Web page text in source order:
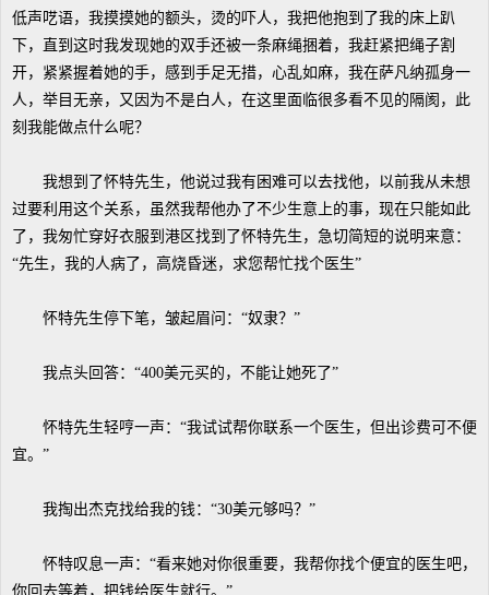
低声呓语，我摸摸她的额头，烫的吓人，我把他抱到了我的床上趴
下，直到这时我发现她的双手还被一条麻绳捆着，我赶紧把绳子割
开，紧紧握着她的手，感到手足无措，心乱如麻，我在萨凡纳孤身一
人，举目无亲，又因为不是白人，在这里面临很多看不见的隔阂，此
刻我能做点什么呢？
我想到了怀特先生，他说过我有困难可以去找他，以前我从未想
过要利用这个关系，虽然我帮他办了不少生意上的事，现在只能如此
了，我匆忙穿好衣服到港区找到了怀特先生，急切简短的说明来意：
“先生，我的人病了，高烧昏迷，求您帮忙找个医生”
怀特先生停下笔，皱起眉问：“奴隶？”
我点头回答：“400美元买的，不能让她死了”
怀特先生轻哼一声：“我试试帮你联系一个医生，但出诊费可不便
宜。”
我掏出杰克找给我的钱：“30美元够吗？”
怀特叹息一声：“看来她对你很重要，我帮你找个便宜的医生吧，
你回去等着，把钱给医生就行。”